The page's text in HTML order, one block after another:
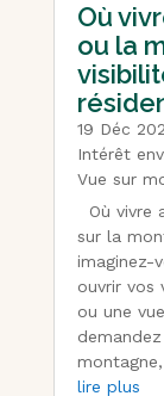
Où
ou la
19 Déc
Intérêt
Vue sur
Où vivre
sur la
imaginez-
ouvrir vos
ou une
lire plus